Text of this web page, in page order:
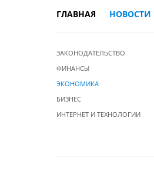
ГЛАВНАЯ НОВОСТИ
ЗАКОНОДАТЕЛЬСТВО
ФИНАНСЫ
ЭКОНОМИКА
БИЗНЕС
ИНТЕРНЕТ И ТЕХНОЛОГИИ